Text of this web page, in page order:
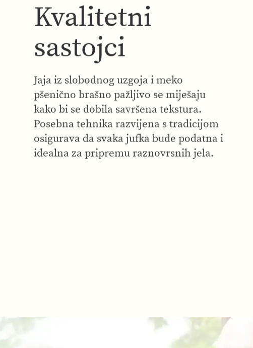
Kvalitetni
sastojci
Jaja iz slobodnog uzgoja i meko
pšenično brašno pažljivo se miješaju
kako bi se dobila savršena tekstura.
Posebna tehnika razvijena s tradicijom
osigurava da svaka jufka bude podatna i
idealna za pripremu raznovrsnih jela.